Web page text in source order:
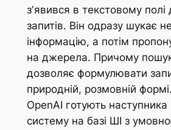
зʼявився в текстовому
запитів. Він одразу шукає
інформацію, а потім
на джерела. Причому
дозволяє формулювати
природній, розмовній
OpenAI готують
систему на базі ШІ з